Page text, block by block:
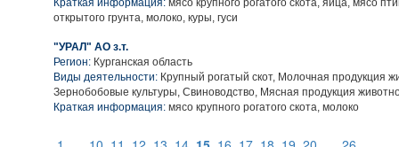
Краткая информация: мясо крупного рогатого скота, яйца, мясо
открытого грунта, молоко, куры, гуси
"УРАЛ" АО з.т.
Регион: Курганская область
Виды деятельности: Крупный рогатый скот, Молочная продукция
Зернобобовые культуры, Свиноводство, Мясная продукция
Краткая информация: мясо крупного рогатого скота, молоко